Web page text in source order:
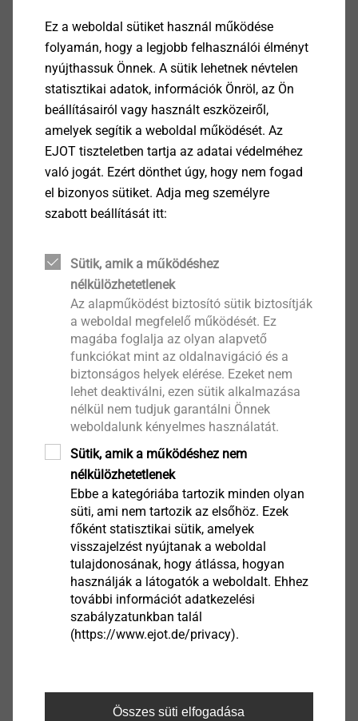
FDS ®
Termék megtekintése
SHEETtracs®
Termék megtekintése
EJOT Micro Screws
Termék megtekintése
FLOWpoint DELTA PT
Ez a weboldal sütiket használ működése
folyamán, hogy a legjobb felhasználói élményt
nyújthassuk Önnek. A sütik lehetnek névtelen
statisztikai adatok, információk Önröl, az Ön
beállításairól vagy használt eszközeiről,
amelyek segítik a weboldal működését. Az
EJOT tiszteletben tartja az adatai védelméhez
való jogát. Ezért dönthet úgy, hogy nem fogad
el bizonyos sütiket. Adja meg személyre
szabott beállítását itt:
Sütik, amik a működéshez
nélkülözhetetlenek
Az alapműködést biztosító sütik biztosítják
a weboldal megfelelő működését. Ez
magába foglalja az olyan alapvető
funkciókat mint az oldalnavigáció és a
biztonságos helyek elérése. Ezeket nem
lehet deaktiválni, ezen sütik alkalmazása
nélkül nem tudjuk garantálni Önnek
weboldalunk kényelmes használatát.
Sütik, amik a működéshez nem
nélkülözhetetlenek
Ebbe a kategóriába tartozik minden olyan
süti, ami nem tartozik az elsőhöz. Ezek
főként statisztikai sütik, amelyek
visszajelzést nyújtanak a weboldal
tulajdonosának, hogy átlássa, hogyan
használják a látogatók a weboldalt. Ehhez
további információt adatkezelési
szabályzatunkban talál
(https://www.ejot.de/privacy).
Összes süti elfogadása